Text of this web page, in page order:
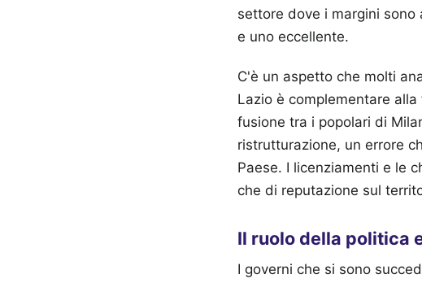
settore dove i margini
e uno eccellente.
C'è un aspetto che molti
Lazio è complementare
fusione tra i popolari di
ristrutturazione, un errore
Paese. I licenziamenti e le
che di reputazione sul
Il ruolo della politica
I governi che si sono